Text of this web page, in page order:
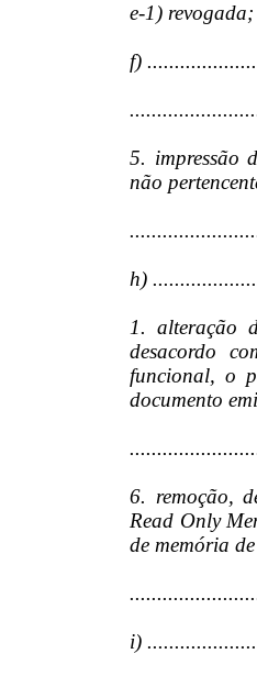
e-1) revogada;
f)
5. impressão
não
h)
1. alteração
desacordo
funcional, o
documento
6. remoção,
Read Only
de memória
i)